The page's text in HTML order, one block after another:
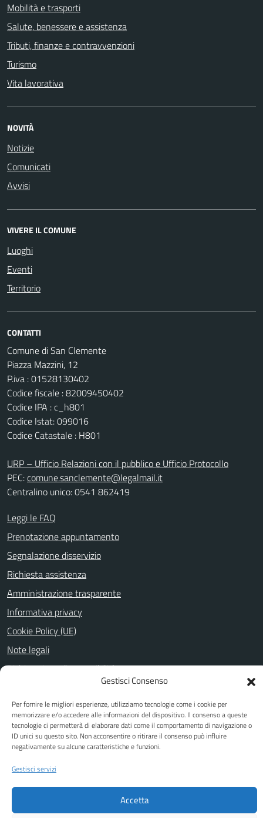
Gestisci Consenso
Per fornire le migliori esperienze, utilizziamo tecnologie come i cookie per
memorizzare e/o accedere alle informazioni del dispositivo. Il consenso a queste
tecnologie ci permetterà di elaborare dati come il comportamento di navigazione o
ID unici su questo sito. Non acconsentire o ritirare il consenso può influire
negativamente su alcune caratteristiche e funzioni.
Gestisci servizi
Accetta
Mobilità e trasporti
Salute, benessere e assistenza
Tributi, finanze e contravvenzioni
Turismo
Vita lavorativa
NOVITÀ
Notizie
Comunicati
Avvisi
VIVERE IL COMUNE
Luoghi
Eventi
Territorio
CONTATTI
Comune di San Clemente
Piazza Mazzini, 12
P.iva : 01528130402
Codice fiscale : 82009450402
Codice IPA : c_h801
Codice Istat: 099016
Codice Catastale : H801
URP – Ufficio Relazioni con il pubblico e Ufficio Protocollo
PEC:comune.sanclemente@legalmail.it
Centralino unico: 0541 862419
Leggi le FAQ
Prenotazione appuntamento
Segnalazione disservizio
Richiesta assistenza
Amministrazione trasparente
Informativa privacy
Cookie Policy (UE)
Note legali
Dichiarazione di accessibilità
SEGUICI SU
FacebookYoutube